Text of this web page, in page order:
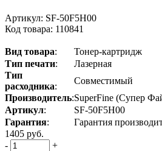
Артикул: SF-50F5H00
Код товара: 110841
Вид товара:
Тонер-картридж
Тип печати:
Лазерная
Тип
расходника:
Совместимый
Производитель:SuperFine (Супер
Артикул:
SF-50F5H00
Гарантия:
Гарантия
1405 руб.
-
+